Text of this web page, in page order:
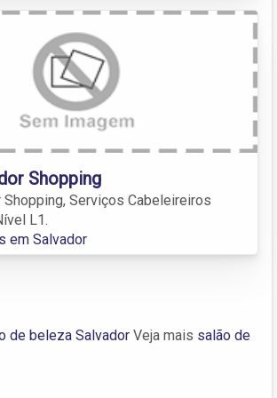
Shopping
Serviços Cabeleireiros
L1.
em Salvador
de beleza Salvador Veja mais salão de